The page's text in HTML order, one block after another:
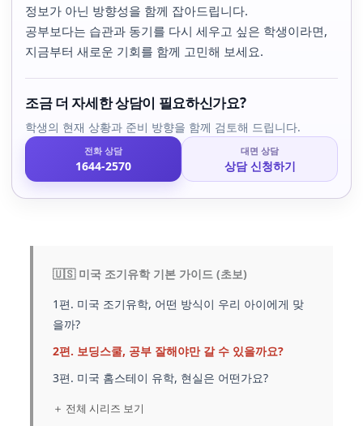
정보가 아닌 방향성을 함께 잡아드립니다.
공부보다는 습관과 동기를 다시 세우고 싶은 학생이라면,
지금부터 새로운 기회를 함께 고민해 보세요.
조금 더 자세한 상담이 필요하신가요?
학생의 현재 상황과 준비 방향을 함께 검토해 드립니다.
전화 상담
1644-2570
대면 상담
상담 신청하기
🇺🇸 미국 조기유학 기본 가이드 (초보)
1편. 미국 조기유학, 어떤 방식이 우리 아이에게 맞
을까?
2편. 보딩스쿨, 공부 잘해야만 갈 수 있을까요?
3편. 미국 홈스테이 유학, 현실은 어떤가요?
＋ 전체 시리즈 보기